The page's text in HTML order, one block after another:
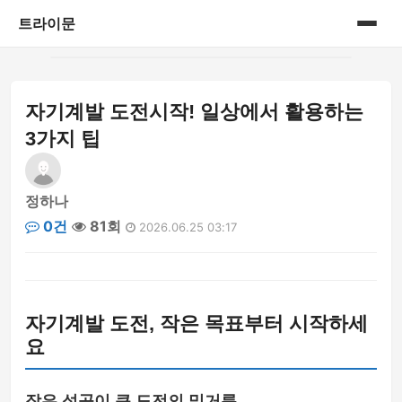
트라이문
게시판
자기계발 도전시작! 일상에서 활용하는
3가지 팁
정하나
0건
81회 2026.06.25 03:17
자기계발 도전, 작은 목표부터 시작하세
요